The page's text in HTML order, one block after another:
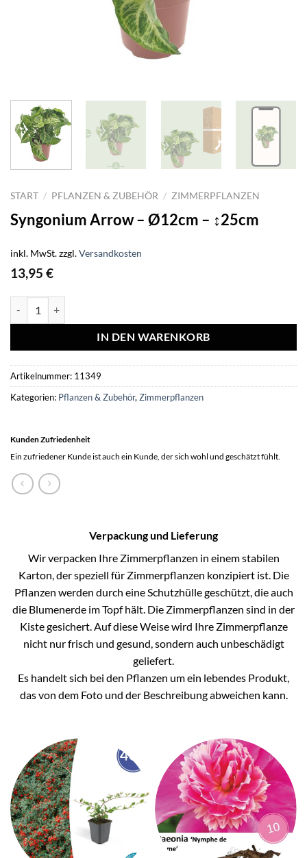
START / PFLANZEN & ZUBEHÖR / ZIMMERPFLANZEN
Syngonium Arrow – Ø12cm – ↕25cm
inkl. MwSt.zzgl.Versandkosten
13,95 €
IN DEN WARENKORB
Artikelnummer: 11349
Kategorien: Pflanzen & Zubehör, Zimmerpflanzen
Kunden Zufriedenheit
Ein zufriedener Kunde ist auch ein Kunde, der sich wohl und geschätzt fühlt.
Verpackung und Lieferung
Wir verpacken Ihre Zimmerpflanzen in einem stabilen
Karton, der speziell für Zimmerpflanzen konzipiert ist. Die
Pflanzen werden durch eine Schutzhülle geschützt, die auch
die Blumenerde im Topf hält. Die Zimmerpflanzen sind in der
Kiste gesichert. Auf diese Weise wird Ihre Zimmerpflanze
nicht nur frisch und gesund, sondern auch unbeschädigt
geliefert.
Es handelt sich bei den Pflanzen um ein lebendes Produkt,
das von dem Foto und der Beschreibung abweichen kann.